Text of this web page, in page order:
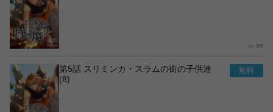
268
第5話 スリミンカ・スラムの街の子供達
(8)